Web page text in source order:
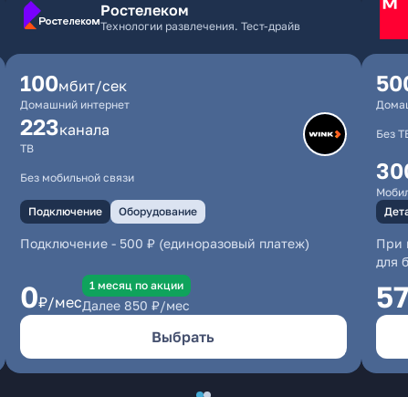
Ростелеком
Технологии развлечения. Тест-драйв
100мбит/сек
Домашний интернет
223каналa
ТВ
Без мобильной связи
Подключение Оборудование
Подключение- 500 ₽ (единоразовый платеж)
0₽/мес
1 месяц по акции
Далее 850 ₽/мес
Выбрать
Без
При
для